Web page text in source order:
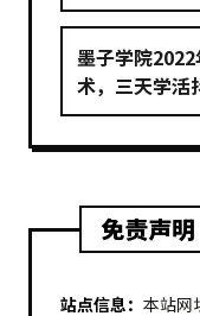
墨子学院
术，三天学活
免责声明
站点信息： 本站网